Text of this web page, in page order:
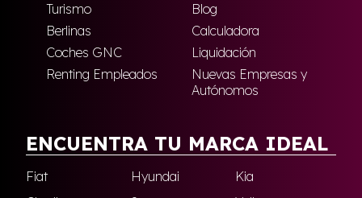
Turismo
Blog
Berlinas
Calculadora
Coches GNC
Liquidación
Renting Empleados
Nuevas Empresas y
Autónomos
ENCUENTRA TU MARCA IDEAL
Fiat Hyundai
Kia